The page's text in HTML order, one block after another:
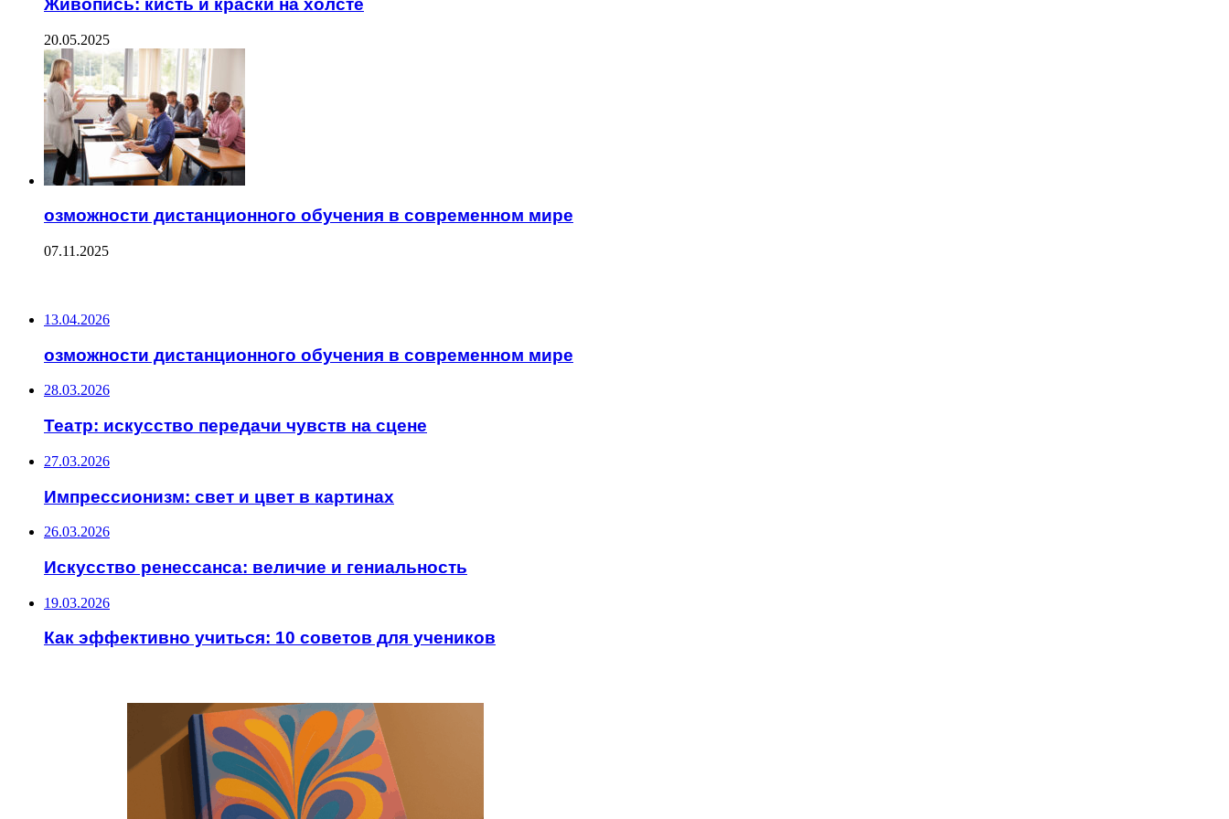
Живопись: кисть и краски на холсте
20.05.2025
озможности дистанционного обучения в современном мире
07.11.2025
13.04.2026
озможности дистанционного обучения в современном мире
28.03.2026
Театр: искусство передачи чувств на сцене
27.03.2026
Импрессионизм: свет и цвет в картинах
26.03.2026
Искусство ренессанса: величие и гениальность
19.03.2026
Как эффективно учиться: 10 советов для учеников